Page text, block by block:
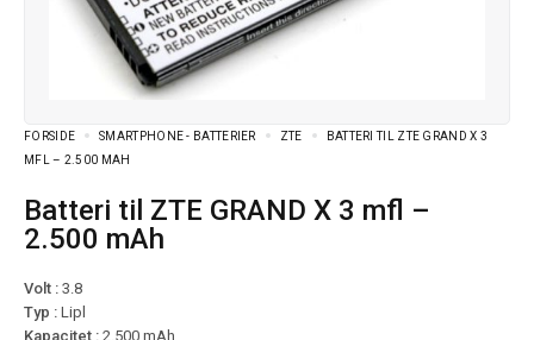
FORSIDE SMARTPHONE - BATTERIER ZTE
BATTERI TIL ZTE GRAND X 3
MFL – 2.500 MAH
Batteri til ZTE GRAND X 3 mfl –
2.500 mAh
Volt : 3.8
Typ : Lipl
Kapacitet : 2.500 mAh